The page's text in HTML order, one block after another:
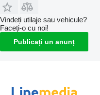
Vindeți utilaje sau vehicule?
Faceți-o cu noi!
Publicați un anunț